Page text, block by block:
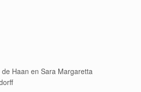
Haan en Sara Margaretta